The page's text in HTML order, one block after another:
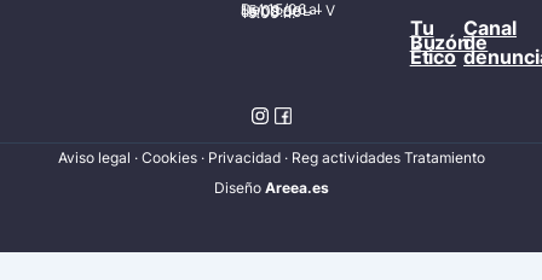
Del 15/06 al 15/09 de L – V de 08:00 – 15:00 h.
Tu
Buzón
Ético
Canal
de
Aviso legal · Cookies· Privacidad · Reg actividades Tratamiento
Diseño Areea.es